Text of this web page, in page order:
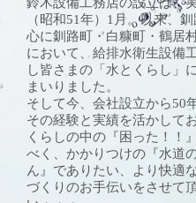
（昭和51年）1月。以来、
心に釧路町・白糠町・鶴居
において、給排水衛生設備
し皆さまの「水とくらし」
まいりました。
そして今、会社設立から50
その経験と実績を活かして
くらしの中の『困った！！
べく、かかりつけの『水道
ん』でありたい、より快適
づくりのお手伝いをさせて